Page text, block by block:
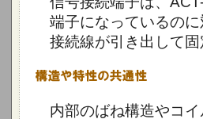
端子になっているのに
接続線が引き出して固
内部のばね構造やコ